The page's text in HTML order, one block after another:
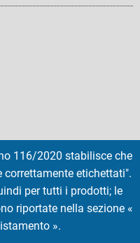
Español
116/2020 stabilisce che
etichettati".
per tutti i prodotti; le
riportate nella sezione «
».